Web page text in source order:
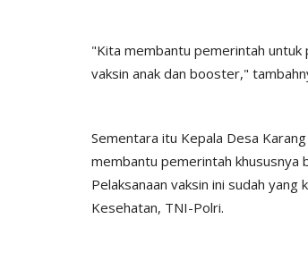
"Kita membantu pemerintah untuk
vaksin anak dan booster,"
Sementara itu Kepala Desa
membantu pemerintah khususnya
Pelaksanaan vaksin ini sudah
Kesehatan, TNI-Polri.